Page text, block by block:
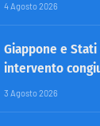
4 Agosto 2026
Giappone e
intervento
3 Agosto 2026